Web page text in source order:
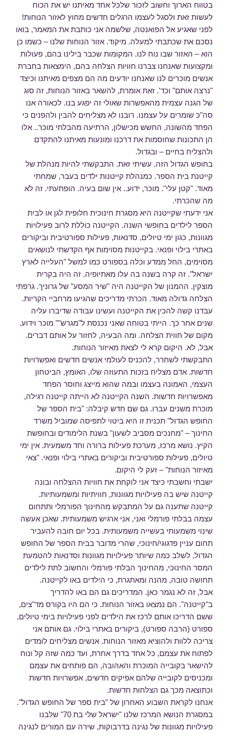
בטווח הארוך וחשוב לזכור שלכל אחד מאיתנו יש את הכוח
לעשות זאת ולסגל לעצמו הרגלים חדשים מחוץ לאזור הנוחות!
לפני שאגיע אל הפואנטה, שלשמה אני כותבת את המאמר, בואו
נסכם את שכתבתי למעלה. מיקוד. אזור הנוחות שלנו – כשמו כן
הוא – האזור שבו נוח לנו. המקומות שכבר בילינו בהם, פעולות
ומקצועות שאנחנו צברנו חוויות הצלחה בהם, הימצאות בחברת
אנשים מוכרים לנו שאנחנו יודעים מה הם מצפים מאיתנו וכיצד
"נרצה אותם" וכד'. זאת אומרת, להשאר באזור הנוחות, זה סוג
של הגנה עצמית מהאפשרות שאולי זה יפגע בנו. לכאורה אנו
סה"כ שומרים על עצמנו. רובנו לא מצליחים להבין ולהפנים כי
הפחד מהשונה, החשש מכישלון, הרתיעה מהבלתי מוכר.. אלו
הן התכונות שחוסמות את דרכנו ומונעות מאיתנו להתקדם
ולהצליח בחיים – ובגדול.
בחופש הגדול הזה. עשיתי זאת. התבקשתי להיות מנהלת של
קייטנת בית הספר. כמנהלת קייטנות ילדים בעבר, שמחתי
מאוד. "קטן עלי". מוכר, ידוע.. אין שום בעיה. הופתעתי. זה לא
מה שהכרתי.
אני ידעתי שקייטנה היא מסגרת חינוכית חלופית לגן או לבית
הספר לילדים בחופשי השנה. הקייטנה כוללת לרוב פעילויות
מגוונות, כגון ימי טיולים, סדנאות, פעילות ספורטיבית וביקורים
באתרי בילוי ופנאי. בקייטנות מסוימות אף הקדשתי לנושאים
מסוימים, החל ממדע וכלה בספורט כמו למשל "העלייה לארץ
ישראל". זה קרה בשנה בה עלו מאתיופיה. זה היה בקרית
מוצקין. ההמנון של הקייטנה היה "שיר המסע" של גרוניך. גרפתי
הצלחה גדולה מאוד. הכרתי מדריכים שהגיעו מרחביי הקריות.
עבדנו קשה להכין את הקייטנה ועשינו עבודה שדיברו עליה
שנים אחר כך. הייתי בטוחה שאני נכנסת ל"מגרש"" מוכר וידוע.
מקום של חווית הצלחה. ומה הבעיה, לחזור על אותם דברים.
אבל, לא. היקום קרא לי לצאת מאיזור הנוחות.
התבקשתי לשחרר, להכניס לעולמי אנשים חדשים ואפשרויות
חדשות. אדם מצליח בזכות התעוזה שלו, האומץ, הביטחון
העצמי, האמונה בעצמו ובמה שהוא מייצג וחוסר הפחד
מאפשרויות חדשות. השנה הקייטנה לא הייתה קייטנה רגילה,
מוכרת משנים עברו. גם שם חדש קיבלה: "בית הספר של
החופש הגדול" תכנית זו היא ביטוי לתפיסה שמוביל משרד
החינוך – "מחנכים מסביב לשעון" בשנת הלימודים ובחופשת
הקיץ. נושא מרכז, מערכת פעילות ברורה וחד משמעית. אין ימי
טיולים, פעילות ספורטיבית וביקורים באתרי בילוי ופנאי. "צאי
מאיזור הנוחות" – זעק לי היקום.
ישבתי וחשבתי כיצד אני לוקחת את חוויות ההצלחה ובונה
קייטנה שיש בה פעילויות מגוונות, חוויתיות ומשמעותיות.
קייטנה שתענה גם על המתבקש מהחינוך הפורמלי ותתחום
עצמה בבלתי פורמלי ואני, אני ארגיש משמעותית. שאכן אעשה
שינוי משמעותי בעשייה משמעותית. בכל יום חובה להעביר
תחום עניין פדגוגי/חינוכי, שהרי מדובר בבית הספר של החופש
הגדול, לשלב כמה שיותר פעילויות מגוונות וסדנאות להטמעת
המסר החינוכי, מהחינוך הבלתי פורמלי והחשוב לתת לילדים
תחושה טובה, מהנה ומאתגרת, כי הילדים באו לקייטנה.
אבל, זה לא נגמר כאן. המדריכים גם הם באו להדריך
ב"קייטנה". הם נמצאו באזור הנוחות. כי הם היו בקורס מד"צים,
ששם הדריכו אותם לרכז את הילדים לפני פעילויות בימי טיולים,
ספורט (הרבה ספורט), ביקורים באתרי בילוי. גם אותם אני
צריכה ללוות ולהוציא מאזור הנוחות. אנשים מצליחים לומדים
לפתוח את עצמם, כל אחד בדרך אחרת, ועד כמה שזה קל ונוח
להישאר בקובייה המוכרת והאהובה, הם פותחים את עצמם
ומכניסים לקובייה שלהם אפיקים חדשים, אפשרויות חדשות
וכתוצאה מכך גם הצלחות חדשות.
אנחנו לקראת השבוע האחרון של "בית ספר של החופש הגדול".
במסגרת הנושא המרכז שלנו "ישראל שלי בת 70" שלבנו
פעילויות מגוונות של נגינה בדרבוקות, שירה עם המורים לנגינה